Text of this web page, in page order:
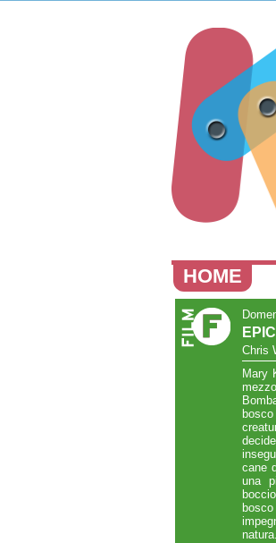
HOME
Chris
Mary
cane
una
natura.